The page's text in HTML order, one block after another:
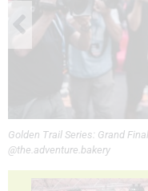
Golden Trail Series: Grand
@the.adventure.bakery